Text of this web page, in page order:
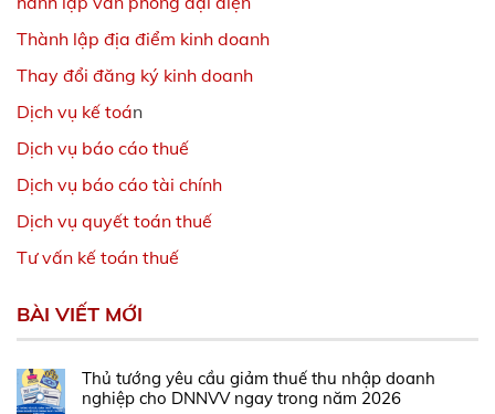
Thành lập địa điểm kinh doanh
Thay đổi đăng ký kinh doanh
Dịch vụ kế toán
Dịch vụ báo cáo thuế
Dịch vụ báo cáo tài chính
Dịch vụ quyết toán thuế
Tư vấn kế toán thuế
BÀI VIẾT MỚI
Thủ tướng yêu cầu giảm thuế thu nhập doanh
nghiệp cho DNNVV ngay trong năm 2026